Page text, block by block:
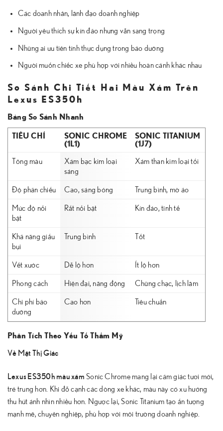
Các doanh nhân, lãnh đạo doanh nghiệp
Người yêu thích sự kín đáo nhưng vẫn sang trọng
Những ai ưu tiên tính thực dụng trong bảo dưỡng
Người muốn chiếc xe phù hợp với nhiều hoàn cảnh khác nhau
So Sánh Chi Tiết Hai Màu Xám Trên
Lexus ES350h
Bảng So Sánh Nhanh
TIÊU CHÍ
SONIC CHROME
(1L1)
SONIC TITANIUM
(1J7)
Tông màu
Xám bạc kim loại
sáng
Xám than kim loại tối
Độ phản chiếu Cao, sáng bóng Trung bình, mờ ảo
Mức độ nổi
bật
Rất nổi bật Kín đáo, tinh tế
Khả năng giấu
bụi
Trung bình Tốt
Vết xước Dễ lộ hơn Ít lộ hơn
Phong cách Hiện đại, năng động Chững chạc, lịch lãm
Chi phí bảo
dưỡng
Cao hơn Tiêu chuẩn
Phân Tích Theo Yếu Tố Thẩm Mỹ
Về Mặt Thị Giác
Lexus ES350h màu xám Sonic Chrome mang lại cảm giác tươi mới,
trẻ trung hơn. Khi đỗ cạnh các dòng xe khác, màu này có xu hướng
thu hút ánh nhìn nhiều hơn. Ngược lại, Sonic Titanium tạo ấn tượng
mạnh mẽ, chuyên nghiệp, phù hợp với môi trường doanh nghiệp.